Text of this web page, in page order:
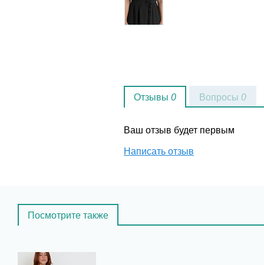
Отзывы 0
Ваш отзыв будет первым
Написать отзыв
Вопросы 0
Посмотрите также